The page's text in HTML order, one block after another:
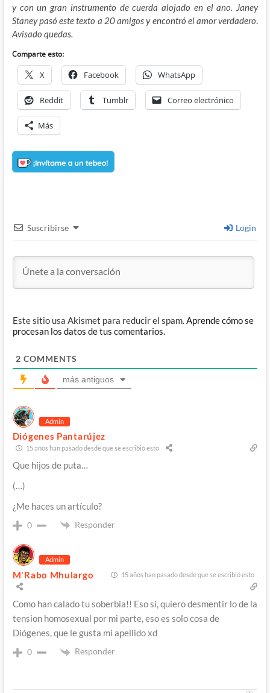
y con un gran instrumento de cuerda alojado en el ano. Janey
Staney pasó este texto a 20 amigos y encontró el amor verdadero.
Avisado quedas.
Comparte esto:
X Facebook WhatsApp
Reddit Tumblr Correo electrónico
Más
Suscribirse Login
Este sitio usa Akismet para reducir el spam.Aprende cómo se
procesan los datos de tus comentarios.
2 COMMENTS
más antiguos
Admin
Diógenes Pantarújez
15 años han pasado desde que se escribió esto
Que hijos de puta…
(…)
¿Me haces un artículo?
0 Responder
Admin
M'Rabo Mhulargo 15 años han pasado desde que se escribió esto
Como han calado tu soberbia!! Eso si, quiero desmentir lo de la
tension homosexual por mi parte, eso es solo cosa de
Diógenes, que le gusta mi apellido xd
0 Responder